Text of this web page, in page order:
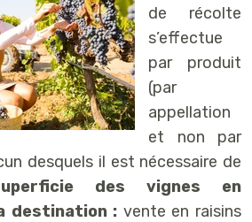
de récolte
s’effectue
par produit
(par
appellation
et non par
desquels il est nécessaire de
des vignes en
destination : vente en raisins